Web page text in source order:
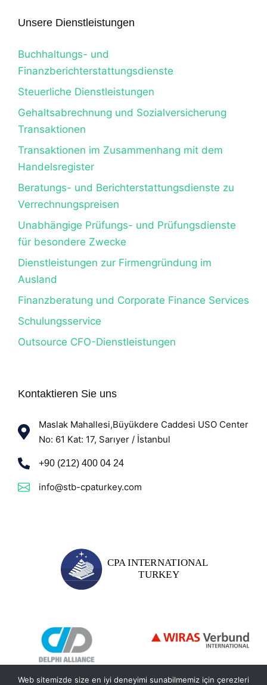
Unsere Dienstleistungen
Buchhaltungs- und
Finanzberichterstattungsdienste
Steuerliche Dienstleistungen
Gehaltsabrechnung und Sozialversicherung
Transaktionen
Transaktionen im Zusammenhang mit dem
Handelsregister
Beratungs- und Berichterstattungsdienste zu
Verrechnungspreisen
Unabhängige Prüfungs- und Prüfungsdienste
für besondere Zwecke
Dienstleistungen zur Firmengründung im
Ausland
Finanzberatung und Corporate Finance Services
Schulungsservice
Outsource CFO-Dienstleistungen
Kontaktieren Sie uns
Maslak Mahallesi,Büyükdere Caddesi USO Center
No: 61 Kat: 17, Sarıyer / İstanbul
+90 (212) 400 04 24
info@stb-cpaturkey.com
Web sitemizde size en iyi deneyimi sunabilmemiz için çerezleri